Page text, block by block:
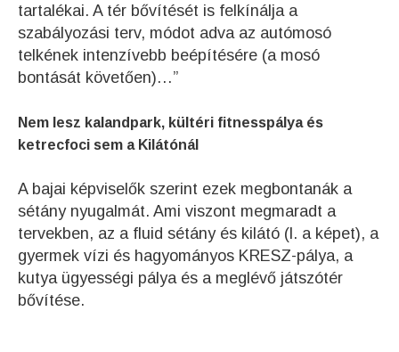
tartalékai. A tér bővítését is felkínálja a
szabályozási terv, módot adva az autómosó
telkének intenzívebb beépítésére (a mosó
bontását követően)…”
Nem lesz kalandpark, kültéri fitnesspálya és
ketrecfoci sem a Kilátónál
A bajai képviselők szerint ezek megbontanák a
sétány nyugalmát. Ami viszont megmaradt a
tervekben, az a fluid sétány és kilátó (l. a képet), a
gyermek vízi és hagyományos KRESZ-pálya, a
kutya ügyességi pálya és a meglévő játszótér
bővítése.